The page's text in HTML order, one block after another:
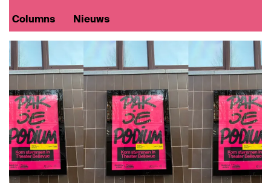
Columns Nieuws